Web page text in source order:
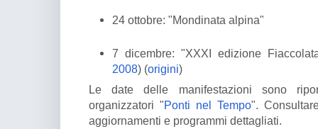
24 ottobre: "Mondinata alpina"
7 dicembre: "XXXI edizione
2008) (origini)
Le date delle manifestazioni sono
organizzatori "Ponti nel Tempo".
aggiornamenti e programmi dettagliati.